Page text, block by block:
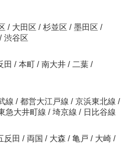
/ 大田区 / 杉並区 / 墨田区 /
/ 渋谷区
田 / 本町 / 南大井 / 二葉 /
線 / 都営大江戸線 / 京浜東北線 /
急大井町線 / 埼京線 / 日比谷線
反田 / 両国 / 大森 / 亀戸 / 大崎 /